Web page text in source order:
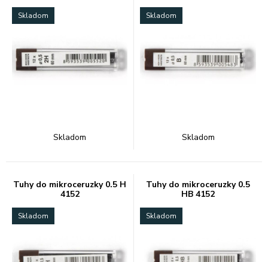
Skladom
Skladom
Skladom
Skladom
Tuhy do mikroceruzky 0.5 H
4152
Skladom
Tuhy do mikroceruzky 0.5
HB 4152
Skladom